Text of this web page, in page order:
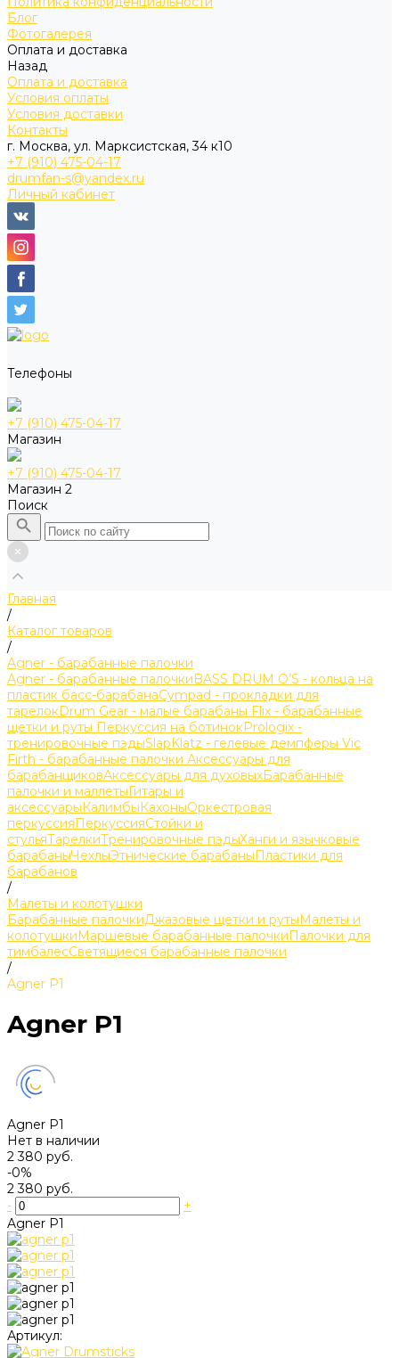
Блог
Фотогалерея
Оплата и доставка
Назад
Оплата и доставка
Условия оплаты
Условия доставки
Контакты
г. Москва, ул. Марксистская, 34 к10
+7 (910) 475-04-17
drumfan-s@yandex.ru
Личный кабинет
Телефоны
+7 (910) 475-04-17
Магазин
+7 (910) 475-04-17
Магазин 2
Поиск
Главная
/
Каталог товаров
/
Agner - барабанные палочки
Agner - барабанные палочкиBASS DRUM O’S - кольца на
пластик басс-барабанаCympad - прокладки для
тарелокDrum Gear - малые барабаны Flix - барабанные
щетки и руты Перкуссия на ботинокPrologix -
тренировочные пэдыSlapKlatz - гелевые демпферы Vic
Firth - барабанные палочки Аксессуары для
барабанщиковАксессуары для духовыхБарабанные
палочки и маллетыГитары и
аксессуарыКалимбыКахоныОркестровая
перкуссияПеркуссияСтойки и
стульяТарелкиТренировочные пэдыХанги и язычковые
барабаныЧехлыЭтнические барабаныПластики для
барабанов
/
Малеты и колотушки
Барабанные палочкиДжазовые щетки и рутыМалеты и
колотушкиМаршевые барабанные палочкиПалочки для
тимбалесСветящиеся барабанные палочки
/
Agner P1
Agner P1
Agner P1
Нет в наличии
2 380 руб.
-0%
2 380 руб.
-
+
Agner P1
Артикул: